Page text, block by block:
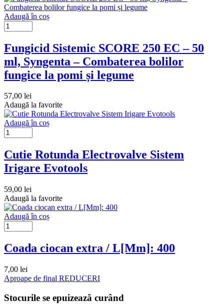
Adaugă în coș
Fungicid Sistemic SCORE 250 EC – 50
ml, Syngenta – Combaterea bolilor
fungice la pomi și legume
57,00 lei
Adaugă la favorite
Adaugă în coș
Cutie Rotunda Electrovalve Sistem
Irigare Evotools
59,00 lei
Adaugă la favorite
Adaugă în coș
Coada ciocan extra / L[Mm]: 400
7,00 lei
Aproape de final REDUCERI
Stocurile se epuizează curând